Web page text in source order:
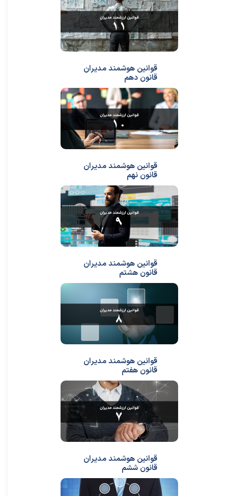
قوانین هوشمند مدیران
قانون دهم
قوانین هوشمند مدیران
قانون نهم
قوانین هوشمند مدیران
قانون هشتم
قوانین هوشمند مدیران
قانون هفتم
قوانین هوشمند مدیران
قانون ششم